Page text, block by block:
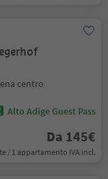
centro
Alto Adige Guest Pass
Da 145€
/ 1 appartamento IVA incl.